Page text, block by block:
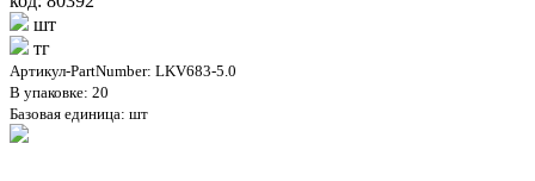
шт
тг
Артикул-PartNumber: LKV683-5.0
В упаковке: 20
Базовая единица: шт